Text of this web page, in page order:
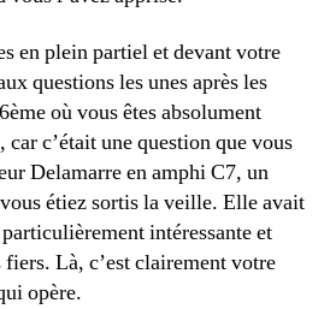
en plein partiel et devant votre
questions les unes après les
où vous êtes absolument
car c’était une question que vous
Delamarre en amphi C7, un
étiez sortis la veille. Elle avait
intéressante et
Là, c’est clairement votre
opère.